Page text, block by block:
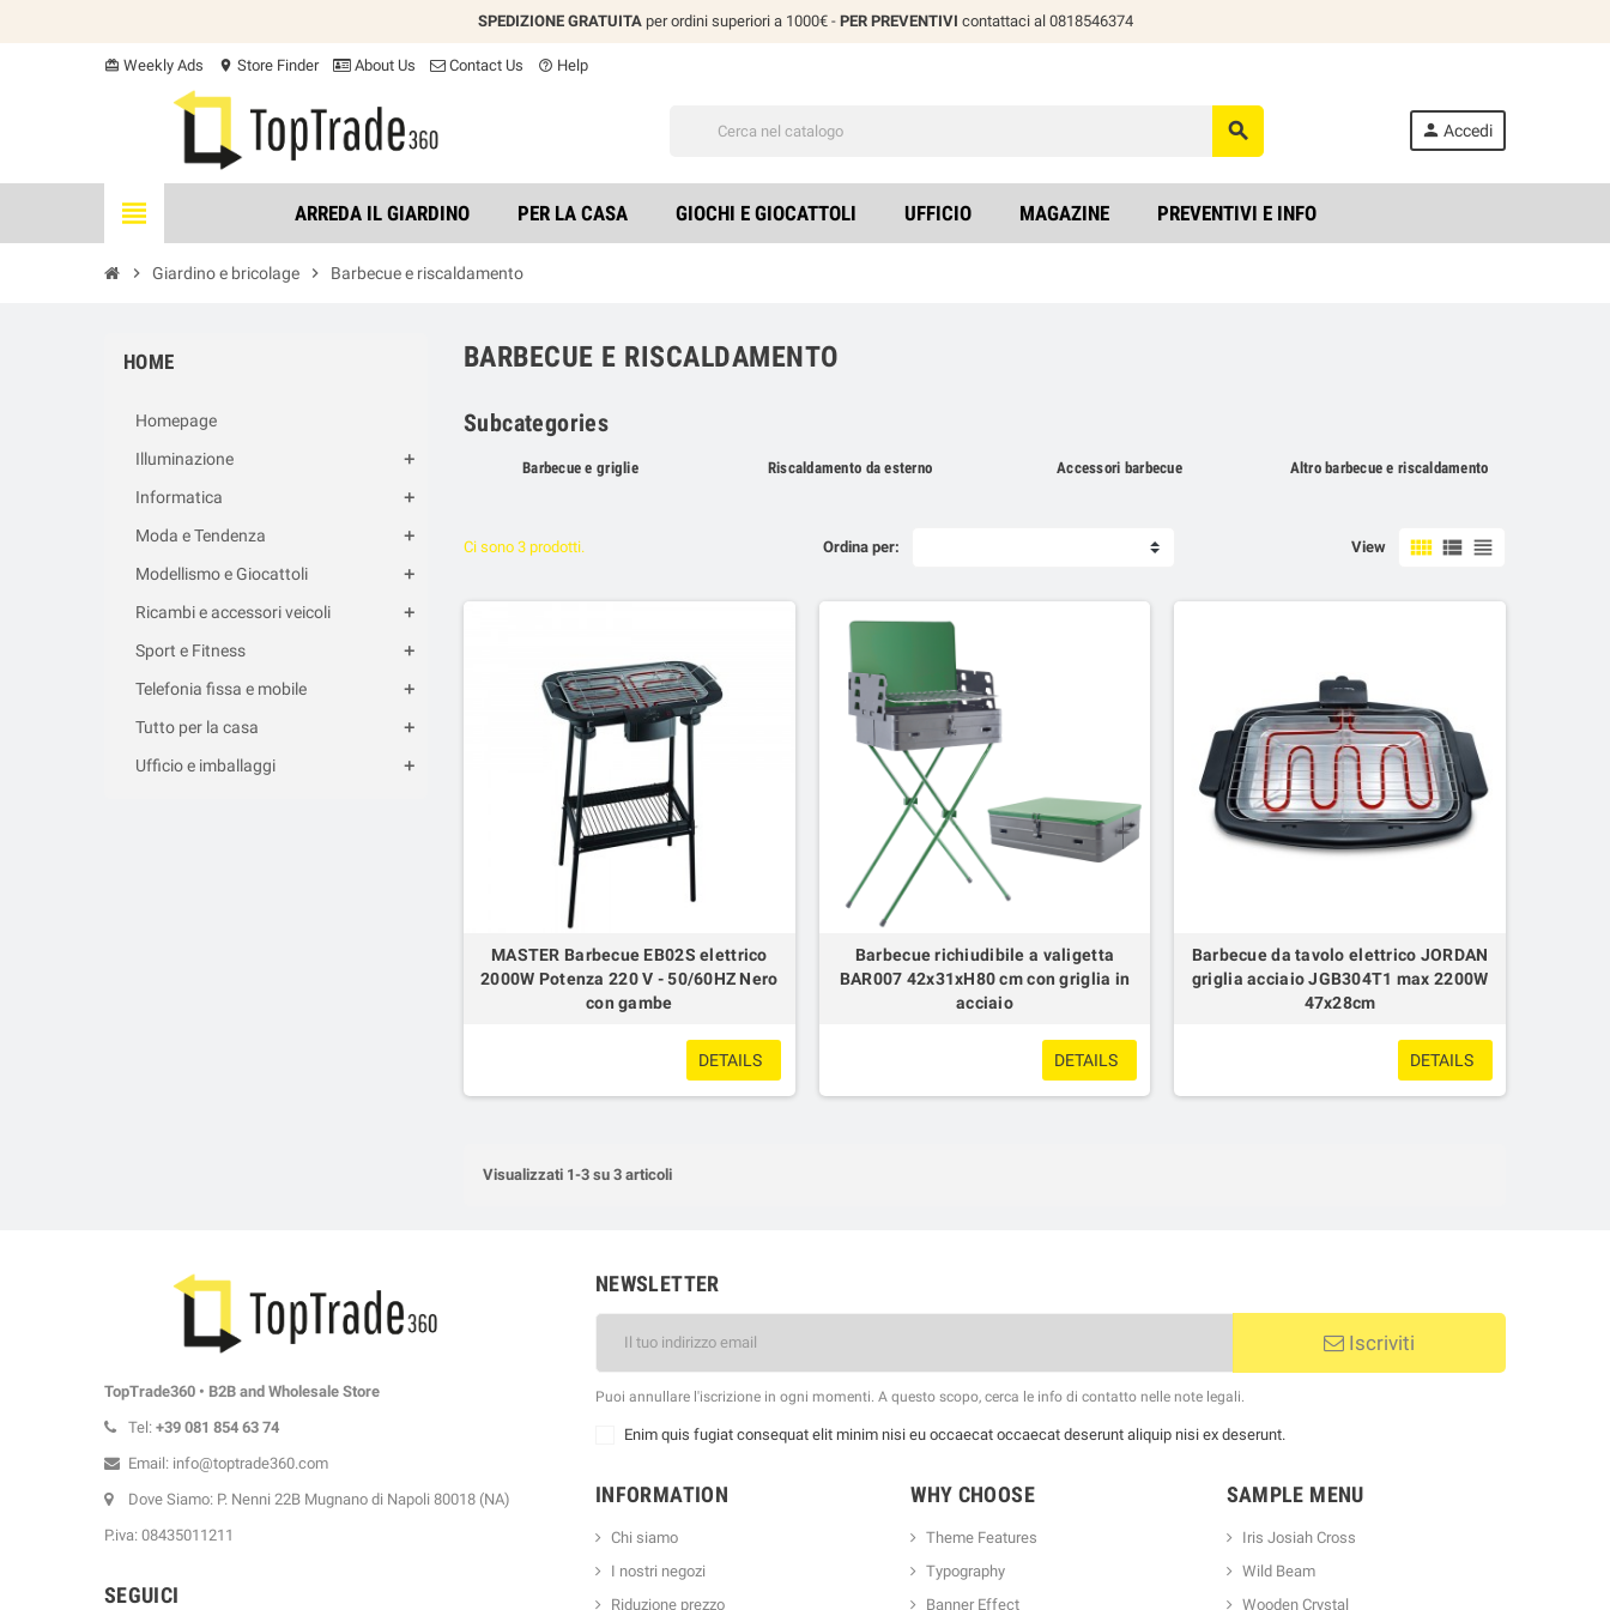
SPEDIZIONE GRATUITA per ordini superiori a 1000€ - PER PREVENTIVI contattaci al 0818546374
card_giftcard Weekly Ads location_on Store Finder About Us Contact Us help_outline Help
search person Accedi
view_headline ARREDA IL GIARDINO PER LA CASA GIOCHI E GIOCATTOLI UFFICIO MAGAZINE PREVENTIVI E INFO
chevron_right Giardino e bricolage chevron_right Barbecue e riscaldamento
HOME
Homepage
Illuminazione
Informatica
Moda e Tendenza
Modellismo e Giocattoli
Ricambi e accessori veicoli
Sport e Fitness
Telefonia fissa e mobile
Tutto per la casa
Ufficio e imballaggi
BARBECUE E RISCALDAMENTO
Subcategories
Barbecue e griglie Riscaldamento da esterno Accessori barbecue Altro barbecue e riscaldamento
Ordina per: View view_comfy view_list view_headline
Ci sono 3 prodotti.
MASTER Barbecue EB02S elettrico
2000W Potenza 220 V - 50/60HZ Nero
con gambe
DETAILS
Barbecue richiudibile a valigetta
BAR007 42x31xH80 cm con griglia in
acciaio
DETAILS
Barbecue da tavolo elettrico JORDAN
griglia acciaio JGB304T1 max 2200W
47x28cm
DETAILS
Visualizzati 1-3 su 3 articoli
TopTrade360 • B2B and Wholesale Store
Tel: +39 081 854 63 74
Email: info@toptrade360.com
Dove Siamo: P. Nenni 22B Mugnano di Napoli 80018 (NA)
P.iva: 08435011211
SEGUICI
NEWSLETTER
Iscriviti
Puoi annullare l'iscrizione in ogni momenti. A questo scopo, cerca le info di contatto nelle note legali.
Enim quis fugiat consequat elit minim nisi eu occaecat occaecat deserunt aliquip nisi ex deserunt.
INFORMATION
Chi siamo
I nostri negozi
Riduzione prezzo
WHY CHOOSE
Theme Features
Typography
Banner Effect
SAMPLE MENU
Iris Josiah Cross
Wild Beam
Wooden Crystal